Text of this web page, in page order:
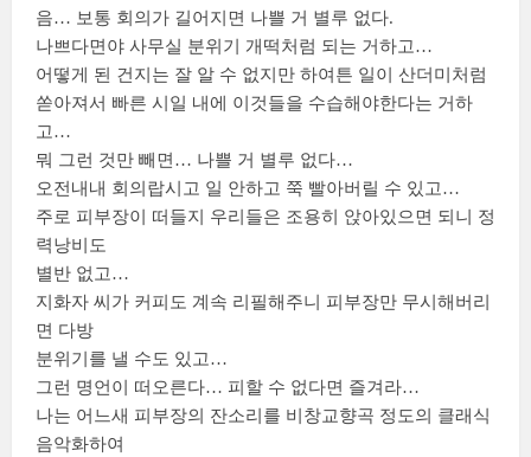
음… 보통 회의가 길어지면 나쁠 거 별루 없다.
나쁘다면야 사무실 분위기 개떡처럼 되는 거하고…
어떻게 된 건지는 잘 알 수 없지만 하여튼 일이 산더미처럼
쏟아져서 빠른 시일 내에 이것들을 수습해야한다는 거하
고…
뭐 그런 것만 빼면… 나쁠 거 별루 없다…
오전내내 회의랍시고 일 안하고 쭉 빨아버릴 수 있고…
주로 피부장이 떠들지 우리들은 조용히 앉아있으면 되니 정
력낭비도
별반 없고…
지화자 씨가 커피도 계속 리필해주니 피부장만 무시해버리
면 다방
분위기를 낼 수도 있고…
그런 명언이 떠오른다… 피할 수 없다면 즐겨라…
나는 어느새 피부장의 잔소리를 비창교향곡 정도의 클래식
음악화하여